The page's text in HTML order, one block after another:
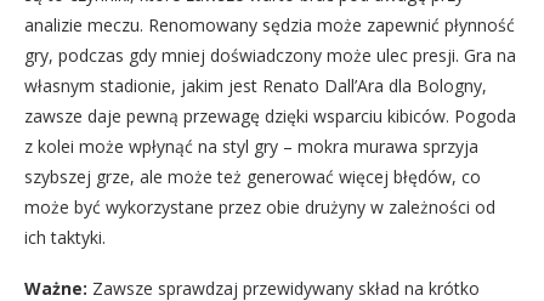
analizie meczu. Renomowany sędzia może zapewnić płynność
gry, podczas gdy mniej doświadczony może ulec presji. Gra na
własnym stadionie, jakim jest Renato Dall’Ara dla Bologny,
zawsze daje pewną przewagę dzięki wsparciu kibiców. Pogoda
z kolei może wpłynąć na styl gry – mokra murawa sprzyja
szybszej grze, ale może też generować więcej błędów, co
może być wykorzystane przez obie drużyny w zależności od
ich taktyki.
Ważne: Zawsze sprawdzaj przewidywany skład na krótko